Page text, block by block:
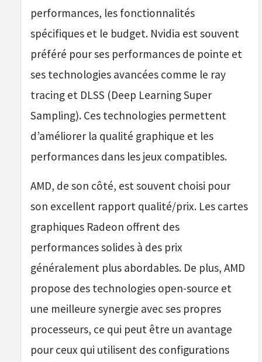
performances, les fonctionnalités
spécifiques et le budget. Nvidia est souvent
préféré pour ses performances de pointe et
ses technologies avancées comme le ray
tracing et DLSS (Deep Learning Super
Sampling). Ces technologies permettent
d’améliorer la qualité graphique et les
performances dans les jeux compatibles.
AMD, de son côté, est souvent choisi pour
son excellent rapport qualité/prix. Les cartes
graphiques Radeon offrent des
performances solides à des prix
généralement plus abordables. De plus, AMD
propose des technologies open-source et
une meilleure synergie avec ses propres
processeurs, ce qui peut être un avantage
pour ceux qui utilisent des configurations